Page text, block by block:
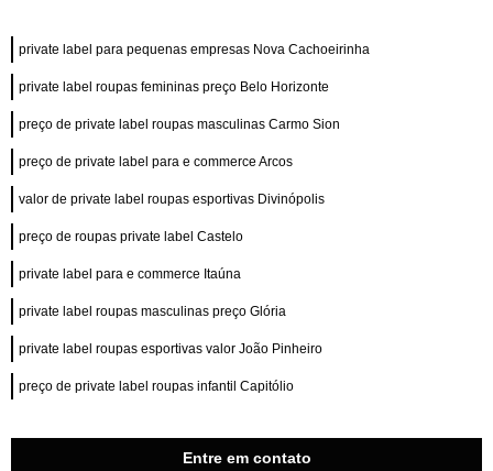
private label para pequenas empresas Nova Cachoeirinha
private label roupas femininas preço Belo Horizonte
preço de private label roupas masculinas Carmo Sion
preço de private label para e commerce Arcos
valor de private label roupas esportivas Divinópolis
preço de roupas private label Castelo
private label para e commerce Itaúna
private label roupas masculinas preço Glória
private label roupas esportivas valor João Pinheiro
preço de private label roupas infantil Capitólio
Entre em contato